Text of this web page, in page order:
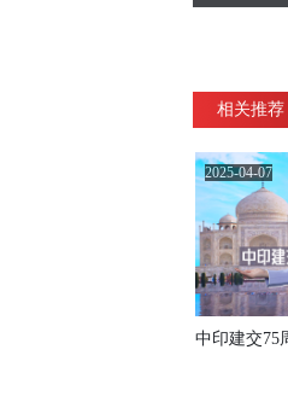
相关推荐
2025-04-07
中印建交75